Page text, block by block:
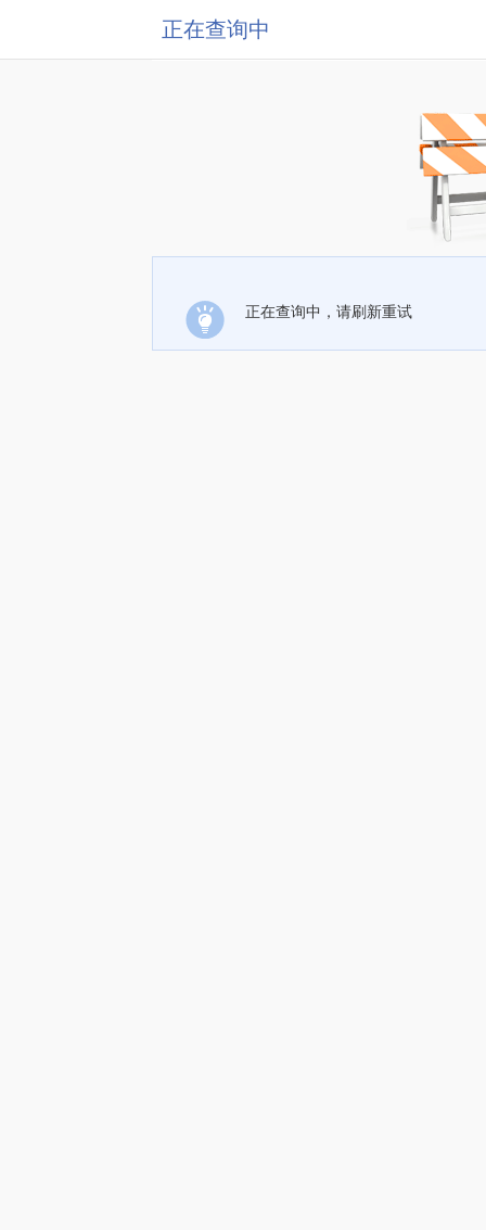
正在查询中
正在查询中，请刷新重试